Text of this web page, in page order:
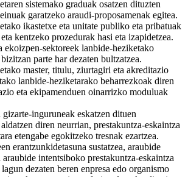
sistemako graduak osatzen dituzten
garatzeko araudi-proposamenak egitea.
ikastetxe eta unitate publiko eta pribatuak
kentzeko prozedurak hasi eta izapidetzea.
ekoizpen-sektoreek lanbide-heziketako
parte har dezaten bultzatzea.
master, titulu, ziurtagiri eta akreditazio
lanbide-heziketarako beharrezkoak diren
eta ekipamenduen oinarrizko moduluak
inguruneak eskatzen dituen
diren neurrian, prestakuntza-eskaintza
etengabe egokitzeko tresnak ezartzea.
erantzunkidetasuna sustatzea, araubide
intentsiboko prestakuntza-eskaintza
dezaten beren enpresa edo organismo